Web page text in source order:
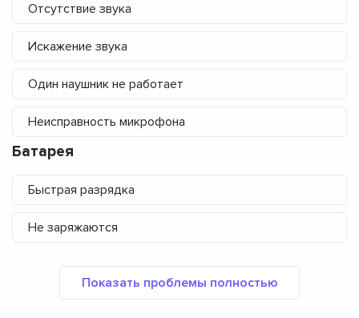
Отсутствие звука
Искажение звука
Один наушник не работает
Неисправность микрофона
Батарея
Быстрая разрядка
Не заряжаются